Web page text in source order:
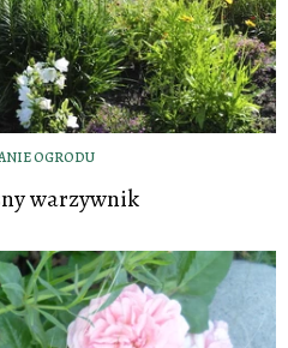
OGRODU
warzywnik